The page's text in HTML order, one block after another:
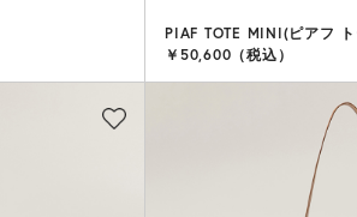
PIAF TOTE MINI(ピアフ
￥50,600（税込）